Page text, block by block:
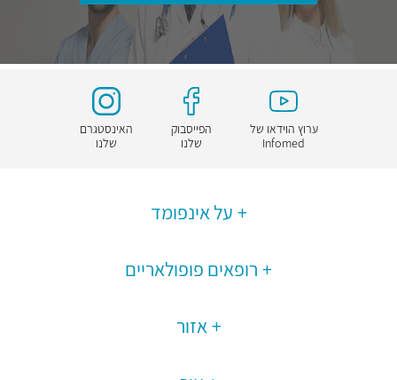
ערוץ הוידאו של
Infomed
הפייסבוק
שלנו
האינסטגרם
שלנו
על אינפומד
רופאים פופולאריים
אזור